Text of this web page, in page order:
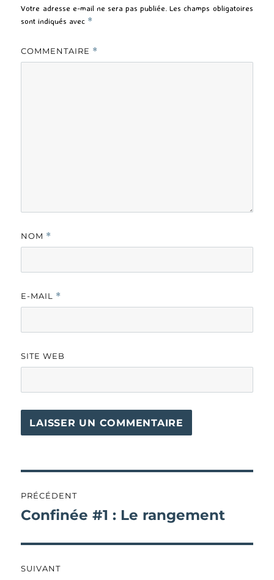
Votre adresse e-mail ne sera pas publiée. Les champs obligatoires
sont indiqués avec *
COMMENTAIRE *
NOM *
E-MAIL *
SITE WEB
de
PRÉCÉDENT
Publication
Confinée #1 : Le rangement
SUIVANT